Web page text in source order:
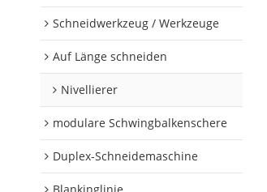
Schneidwerkzeug / Werkzeuge
Auf Länge schneiden
Nivellierer
modulare Schwingbalkenschere
Duplex-Schneidemaschine